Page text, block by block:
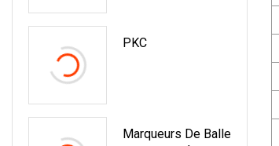
Personnalisation
PKC
Marqueurs De Balle